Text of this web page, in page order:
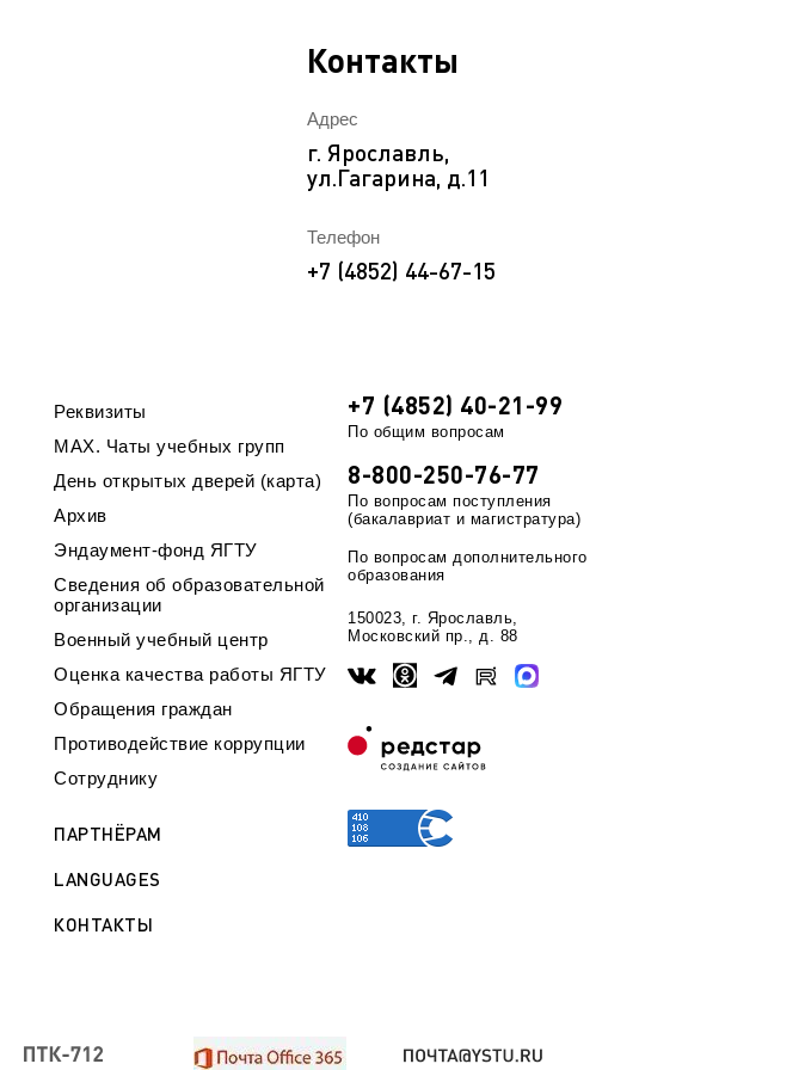
Контакты
Адрес
г. Ярославль,
ул.Гагарина, д.11
Телефон
+7 (4852) 44-67-15
Реквизиты
МАХ. Чаты учебных групп
День открытых дверей (карта)
Архив
Эндаумент-фонд ЯГТУ
Сведения об образовательной
организации
Военный учебный центр
Оценка качества работы ЯГТУ
Обращения граждан
Противодействие коррупции
Сотруднику
ПАРТНЁРАМ
LANGUAGES
КОНТАКТЫ
+7 (4852) 40-21-99
По общим вопросам
8-800-250-76-77
По вопросам поступления
(бакалавриат и магистратура)
По вопросам дополнительного
образования
150023, г. Ярославль,
Московский пр., д. 88